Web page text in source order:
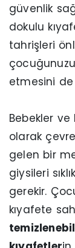
güvenlik
dokulu
tahrişleri
etmesini
Bebekler ve
olarak
gelen bir
giysileri
gerekir.
kıyafete